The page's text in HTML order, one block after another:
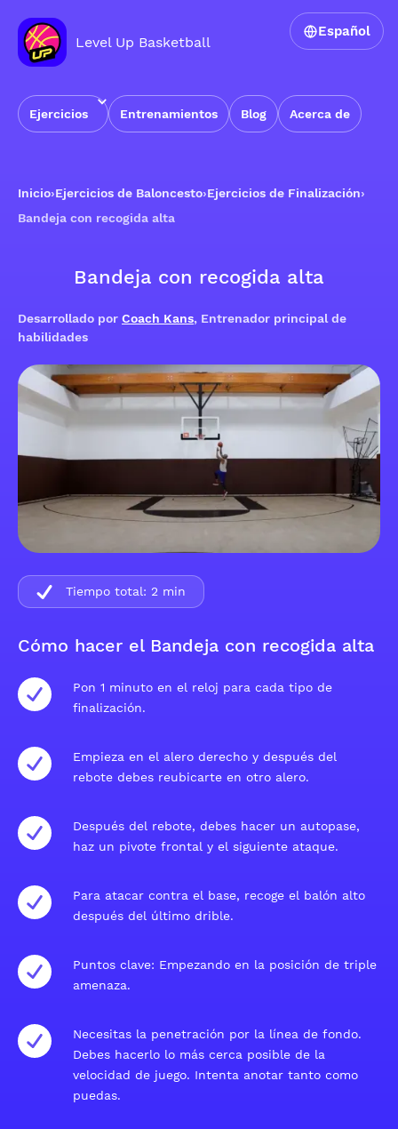
Level Up Basketball
Ejercicios Entrenamientos Blog Acerca de
Español
Inicio›Ejercicios de Baloncesto›Ejercicios de Finalización›
Bandeja con recogida alta
Bandeja con recogida alta
Desarrollado por Coach Kans, Entrenador principal de
habilidades
Cómo hacer el Bandeja con recogida alta
Pon 1 minuto en el reloj para cada tipo de
finalización.
Empieza en el alero derecho y después del
rebote debes reubicarte en otro alero.
Después del rebote, debes hacer un autopase,
haz un pivote frontal y el siguiente ataque.
Para atacar contra el base, recoge el balón alto
después del último drible.
Puntos clave: Empezando en la posición de triple
amenaza.
Necesitas la penetración por la línea de fondo.
Debes hacerlo lo más cerca posible de la
velocidad de juego. Intenta anotar tanto como
puedas.
Tiempo total: 2 min